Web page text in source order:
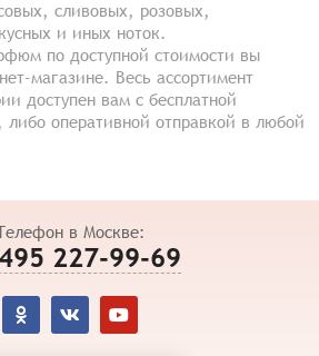
сливовых, розовых,
и иных ноток.
по доступной стоимости вы
магазине. Весь ассортимент
доступен вам с бесплатной
либо оперативной отправкой в любой
в Москве:
227-99-69